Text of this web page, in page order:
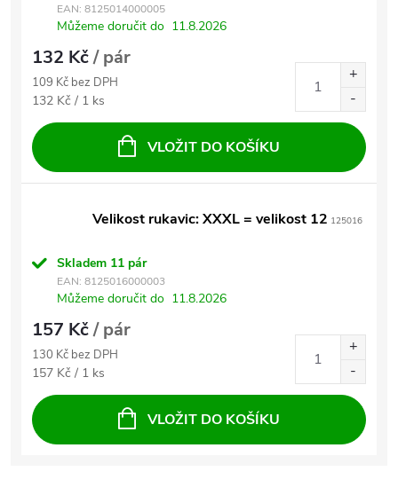
EAN: 8125014000005
Můžeme doručit do 11.8.2026
132 Kč/ pár
109 Kč bez DPH
Měrná cena:
132 Kč / 1 ks
VLOŽIT DO KOŠÍKU
Velikost rukavic: XXXL = velikost 12 125016
Skladem 11 pár
EAN: 8125016000003
Můžeme doručit do 11.8.2026
157 Kč/ pár
130 Kč bez DPH
Měrná cena:
157 Kč / 1 ks
VLOŽIT DO KOŠÍKU